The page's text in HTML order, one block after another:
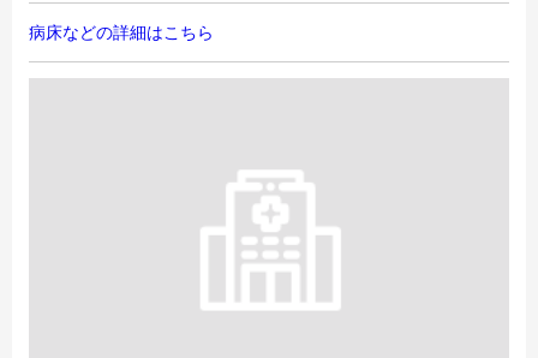
病床などの詳細はこちら